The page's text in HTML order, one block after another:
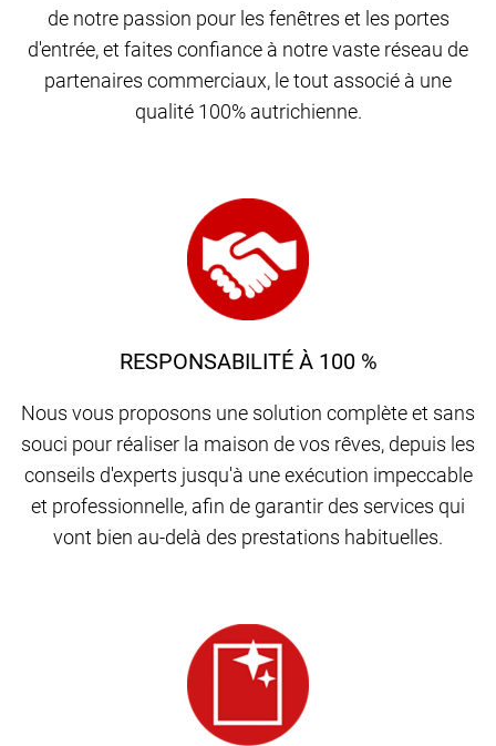
de notre passion pour les fenêtres et les portes
d'entrée, et faites confiance à notre vaste réseau de
partenaires commerciaux, le tout associé à une
qualité 100% autrichienne.
RESPONSABILITÉ À 100 %
Nous vous proposons une solution complète et sans
souci pour réaliser la maison de vos rêves, depuis les
conseils d'experts jusqu'à une exécution impeccable
et professionnelle, afin de garantir des services qui
vont bien au-delà des prestations habituelles.